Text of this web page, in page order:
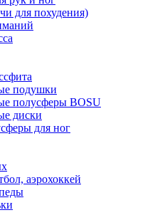
для похудения)
подушки
полусферы BOSU
диски
для ног
аэрохоккей